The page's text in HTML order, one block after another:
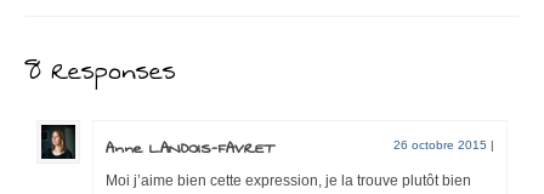
8 Responses
Anne LANDOIS-FAVRET 26 octobre 2015 |
Moi j’aime bien cette expression, je la trouve plutôt bien